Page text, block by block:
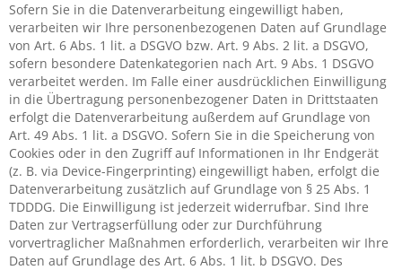
Sofern Sie in die Datenverarbeitung eingewilligt haben,
verarbeiten wir Ihre personenbezogenen Daten auf Grundlage
von Art. 6 Abs. 1 lit. a DSGVO bzw. Art. 9 Abs. 2 lit. a DSGVO,
sofern besondere Datenkategorien nach Art. 9 Abs. 1 DSGVO
verarbeitet werden. Im Falle einer ausdrücklichen Einwilligung
in die Übertragung personenbezogener Daten in Drittstaaten
erfolgt die Datenverarbeitung außerdem auf Grundlage von
Art. 49 Abs. 1 lit. a DSGVO. Sofern Sie in die Speicherung von
Cookies oder in den Zugriff auf Informationen in Ihr Endgerät
(z. B. via Device-Fingerprinting) eingewilligt haben, erfolgt die
Datenverarbeitung zusätzlich auf Grundlage von § 25 Abs. 1
TDDDG. Die Einwilligung ist jederzeit widerrufbar. Sind Ihre
Daten zur Vertragserfüllung oder zur Durchführung
vorvertraglicher Maßnahmen erforderlich, verarbeiten wir Ihre
Daten auf Grundlage des Art. 6 Abs. 1 lit. b DSGVO. Des